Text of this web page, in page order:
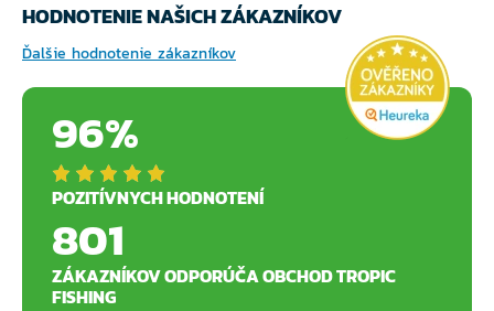
HODNOTENIE NAŠICH ZÁKAZNÍKOV
Ďalšie hodnotenie zákazníkov
96%
POZITÍVNYCH HODNOTENÍ
801
ZÁKAZNÍKOV ODPORÚČA OBCHOD TROPIC
FISHING